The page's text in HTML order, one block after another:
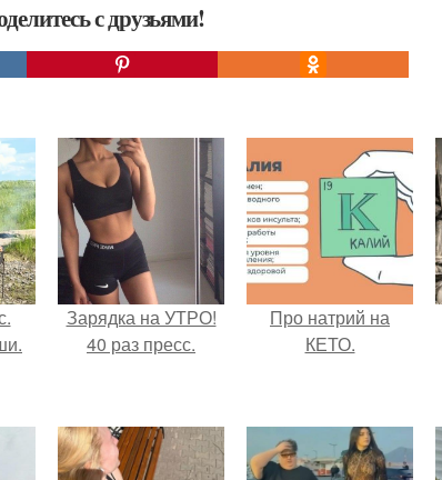
с друзьями!
Зарядка на УТРО!
40 раз пресс.
Про натрий на
КЕТО.